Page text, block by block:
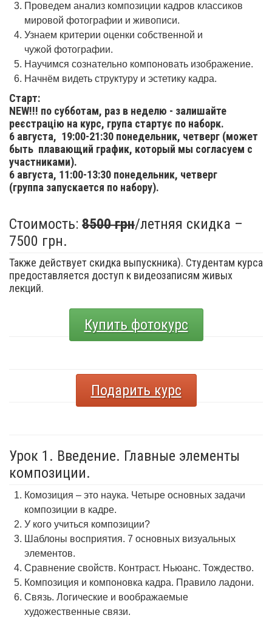
Проведем анализ композиции кадров классиков
мировой фотографии и живописи.
Узнаем критерии оценки собственной и
чужой фотографии.
Научимся сознательно компоновать изображение.
Начнём видеть структуру и эстетику кадра.
Старт:
NEW!!! по субботам, раз в неделю - залишайте
реєстрацію на курс, група стартує по наборк.
6 августа, 19:00-21:30 понедельник, четверг (может
быть плавающий график, который мы согласуем с
участниками).
6 августа, 11:00-13:30 понедельник, четверг
(группа запускается по набору).
Стоимость: 8500 грн/летняя скидка –
7500 грн.
Также действует скидка выпускника). Студентам курса
предоставляется доступ к видеозаписям живых
лекций.
Купить фотокурс
Подарить курс
Урок 1. Введение. Главные элементы
композиции.
Комозиция – это наука. Четыре основных задачи
композиции в кадре.
У кого учиться композиции?
Шаблоны восприятия. 7 основных визуальных
элементов.
Сравнение свойств. Контраст. Ньюанс. Тождество.
Композиция и компоновка кадра. Правило ладони.
Связь. Логические и воображаемые
художественные связи.